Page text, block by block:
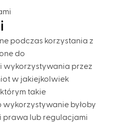
podczas korzystania z
do
wykorzystywania przez
w jakiejkolwiek
takie
byłoby
prawa lub regulacjami